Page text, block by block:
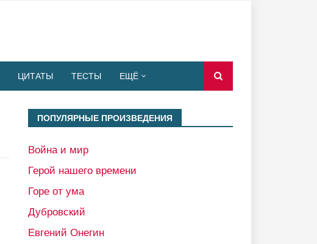
ЦИТАТЫ ТЕСТЫ ЕЩЁ
ПОПУЛЯРНЫЕ ПРОИЗВЕДЕНИЯ
Война и мир
Герой нашего времени
Горе от ума
Дубровский
Евгений Онегин